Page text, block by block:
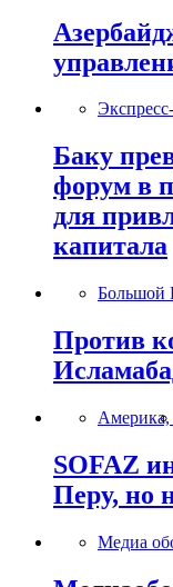
Баку
форум в
для
капитала
Большой
Против
Америка,
SOFAZ
Перу, но
Медиа